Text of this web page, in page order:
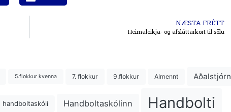
NÆSTA FRÉTT
Heimaleikja- og afsláttarkort til sölu
5.flokkur kvenna 7. flokkur 9.flokkur Almennt Aðalstjórn
handboltaskóli Handboltaskólinn Handbolti